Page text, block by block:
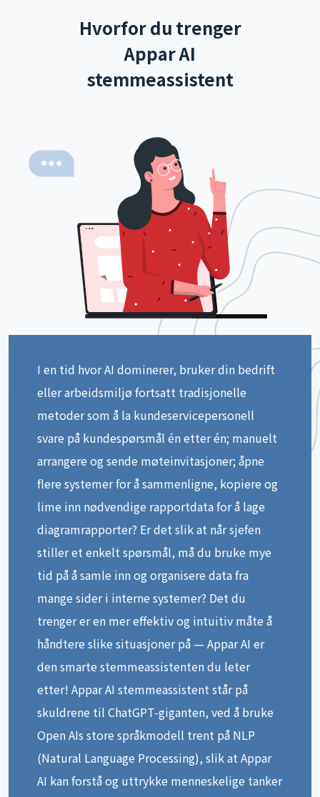
Appar AI
stemmeassistent
I en tid hvor AI dominerer, bruker din bedrift
eller arbeidsmiljø fortsatt tradisjonelle
metoder som å la kundeservicepersonell
svare på kundespørsmål én etter én; manuelt
arrangere og sende møteinvitasjoner; åpne
flere systemer for å sammenligne, kopiere og
lime inn nødvendige rapportdata for å lage
diagramrapporter? Er det slik at når sjefen
stiller et enkelt spørsmål, må du bruke mye
tid på å samle inn og organisere data fra
mange sider i interne systemer? Det du
trenger er en mer effektiv og intuitiv måte å
håndtere slike situasjoner på — Appar AI er
den smarte stemmeassistenten du leter
etter! Appar AI stemmeassistent står på
skuldrene til ChatGPT-giganten, ved å bruke
Open AIs store språkmodell trent på NLP
(Natural Language Processing), slik at Appar
AI kan forstå og uttrykke menneskelige tanker
korrekt. Men å bare svare som et menneske er